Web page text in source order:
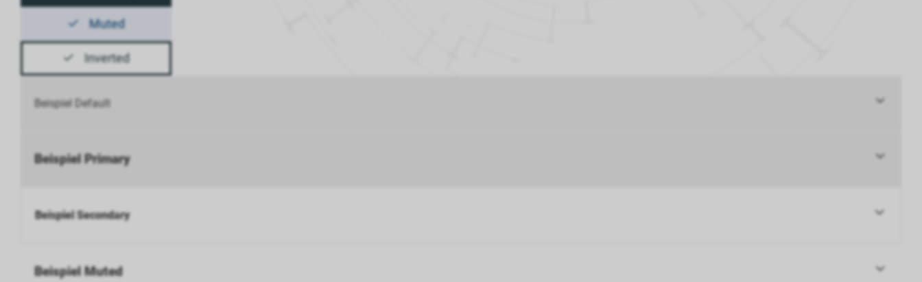
Muted
Inverted
Beispiel Default
Beispiel Primary
Beispiel Secondary
Beispiel Muted